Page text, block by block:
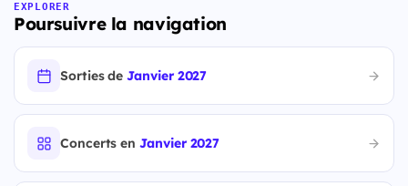
EXPLORER
Poursuivre la navigation
Sorties deJanvier 2027
Concerts enJanvier 2027